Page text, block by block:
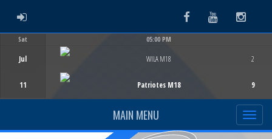
ADMIN LOGIN FacebookYoutube
Sat
Jul
11
05:00 PM
WILA M18
Patriotes M18
2
9
MAIN MENU